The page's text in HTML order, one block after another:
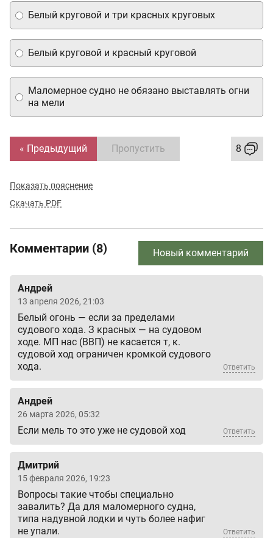
Белый круговой и красный круговой
Белый круговой и три красных круговых
Маломерное судно не обязано выставлять огни
на мели
« Предыдущий Пропустить 8
Показать пояснение
Скачать PDF
Комментарии (8) Новый комментарий
Андрей
13 апреля 2026, 21:03
Белый огонь — если за пределами
судового хода. З красных — на судовом
ходе. МП нас (ВВП) не касается т, к.
судовой ход ограничен кромкой судового
хода.
Ответить
Андрей
26 марта 2026, 05:32
Если мель то это уже не судовой ход Ответить
Дмитрий
15 февраля 2026, 19:23
Вопросы такие чтобы специально
завалить? Да для маломерного судна,
типа надувной лодки и чуть более нафиг
не упали.
Ответить